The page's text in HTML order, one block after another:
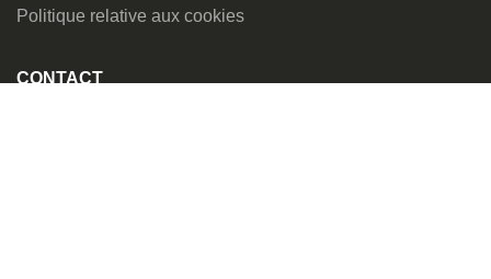
Politique relative aux cookies
CONTACT